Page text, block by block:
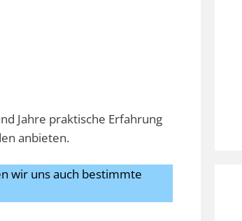
Jahre praktische Erfahrung
anbieten.
wir uns auch bestimmte